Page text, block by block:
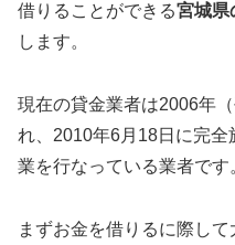
借りることができる宮城県
します。
現在の貸金業者は2006年
れ、2010年6月18日に完
業を行なっている業者です
まずお金を借りるに際し